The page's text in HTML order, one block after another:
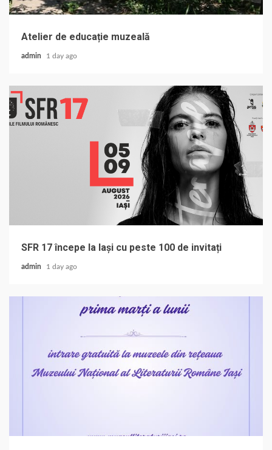
Atelier de educație muzeală
admin 1 day ago
SFR 17 începe la Iași cu peste 100 de invitați
admin 1 day ago